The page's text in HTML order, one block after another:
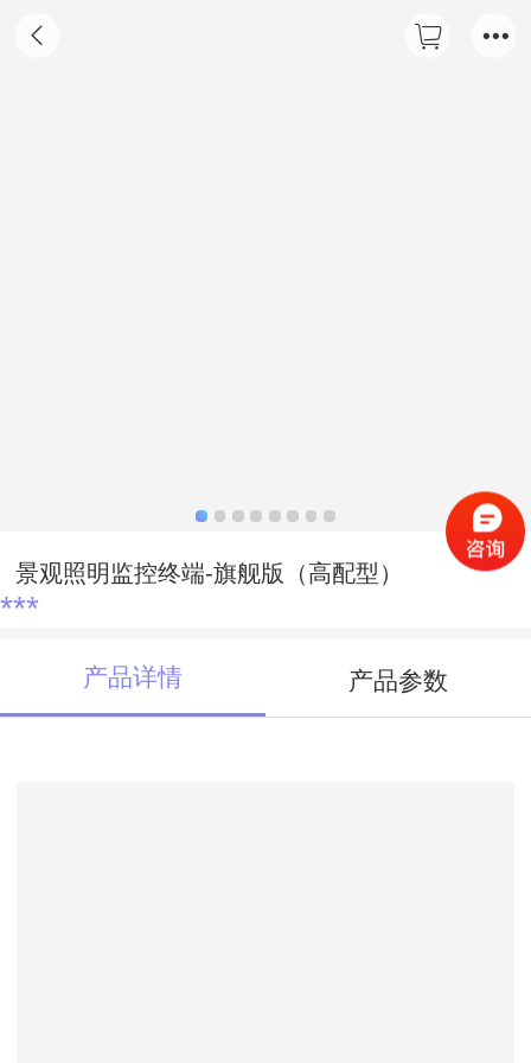
景观照明监控终端-旗舰版（高配型）
***
产品详情 产品参数